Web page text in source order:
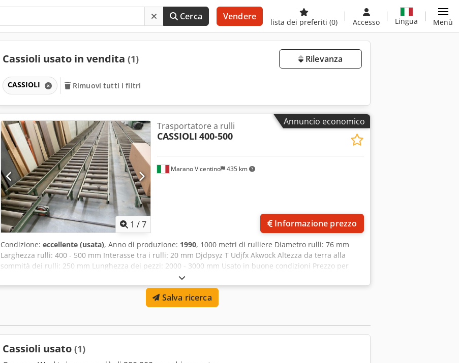
Cerca Vendere
lista dei preferiti (0) Accesso Lingua Menù
Cassioli usato in vendita (1) Rilevanza
CASSIOLI Rimuovi tutti i filtri
Annuncio economico
1 /7
Marano Vicentino 435 km
Trasportatore a rulli
CASSIOLI 400-500
Informazione prezzo
Condizione: eccellente (usata), Anno di produzione: 1990, 1000 metri di rulliere Diametro rulli: 76 mm
Larghezza rulli: 400 - 500 mm Interasse tra i rulli: 20 mm Djdpsyz T Udjfx Akwock Altezza da terra alla
sommità dei rulli: 250 mm Lunghezza dei pezzi: 2000 - 3000 mm Usato in buone condizioni Prezzo per
metro: 30,00 Euro Quantità acquistabile secondo necessità. Condizioni molto buone, già impilate, pronte
per la consegna.
Salva ricerca
Cassioli usato (1)